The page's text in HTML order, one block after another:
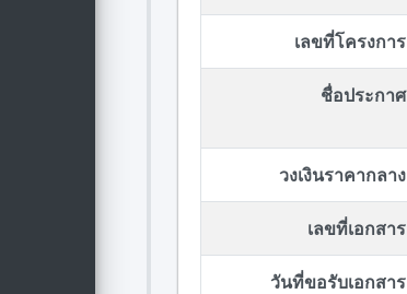
เลขที่โครงการ
ชื่อประกาศ
วงเงินราคากลาง
เลขที่เอกสาร
วันที่ขอรับเอกสาร